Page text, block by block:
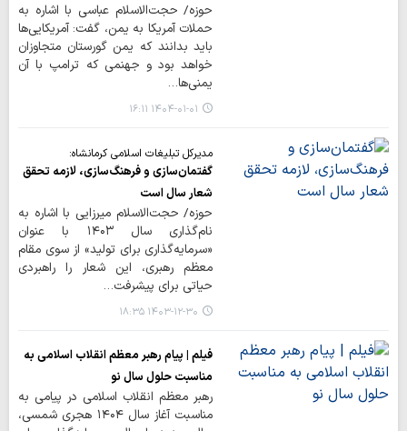
حوزه/ حجت‌الاسلام عباسی با اشاره به
حملات آمریکا به یمن، گفت: آمریکایی‌ها
باید بدانند که یمن گورستان متجاوزان
خواهد بود و جهنمی که ترامپ با آن
یمنی‌ها…
۱۴۰۴-۰۱-۰۱ ۱۶:۱۱
مدیرکل تبلیغات اسلامی کرمانشاه:
گفتمان‌سازی و فرهنگ‌سازی، لازمه تحقق
شعار سال است
حوزه/ حجت‌الاسلام میرزایی با اشاره به
نام‌گذاری سال ۱۴۰۳ با عنوان
«سرمایه‌گذاری برای تولید» از سوی مقام
معظم رهبری، این شعار را راهبردی
حیاتی برای پیشرفت…
۱۴۰۳-۱۲-۳۰ ۱۸:۳۵
فیلم | پیام رهبر معظم انقلاب اسلامی به
مناسبت حلول سال نو
رهبر معظم انقلاب اسلامی در پیامی به
مناسبت آغاز سال ۱۴۰۴ هجری شمسی،